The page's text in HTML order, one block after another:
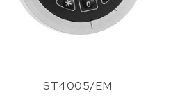
ST4005/EM